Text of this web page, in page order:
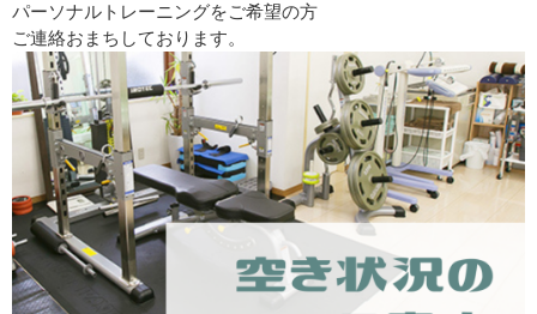
パーソナルトレーニングをご希望の方
ご連絡おまちしております。